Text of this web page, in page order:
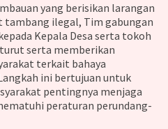
yang berisikan larangan
ilegal, Tim gabungan
Kepala Desa serta tokoh
serta memberikan
terkait bahaya
ini bertujuan untuk
pentingnya menjaga
peraturan perundang-